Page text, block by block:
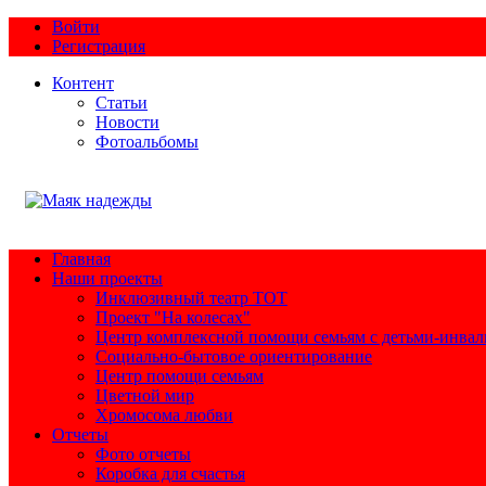
Войти
Регистрация
Контент
Статьи
Новости
Фотоальбомы
Главная
Наши проекты
Инклюзивный театр ТОТ
Проект "На колесах"
Центр комплексной помощи семьям с детьми-
Социально-бытовое ориентирование
Центр помощи семьям
Цветной мир
Хромосома любви
Отчеты
Фото отчеты
Коробка для счастья